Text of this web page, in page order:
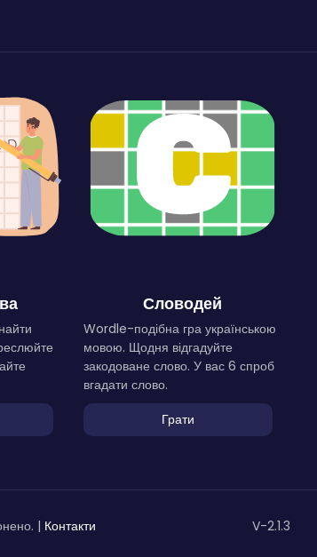
Словодей
Wordle-подібна гра українською
мовою. Щодня відгадуйте
закодоване слово. У вас 6 спроб
вгадати слово.
Грати
| Контакти V-2.1.3